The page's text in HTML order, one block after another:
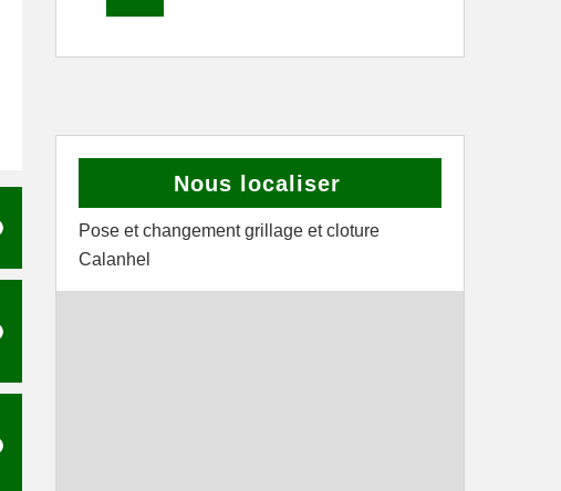
Nous localiser
Pose et changement grillage et cloture
Calanhel